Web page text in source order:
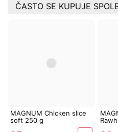
ČASTO SE KUPUJE
MAGNUM Chicken slice
soft 250 g